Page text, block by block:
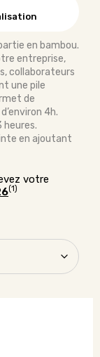
en bambou.
entreprise,
collaborateurs
une pile
de
4h.
heures.
en ajoutant
votre
(1)